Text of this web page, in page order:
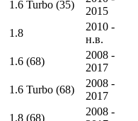
1.6 Turbo (35)
2015
1.8
2010 -
н.в.
1.6 (68)
2008 -
2017
1.6 Turbo (68)
2008 -
2017
1.8 (68)
2008 -